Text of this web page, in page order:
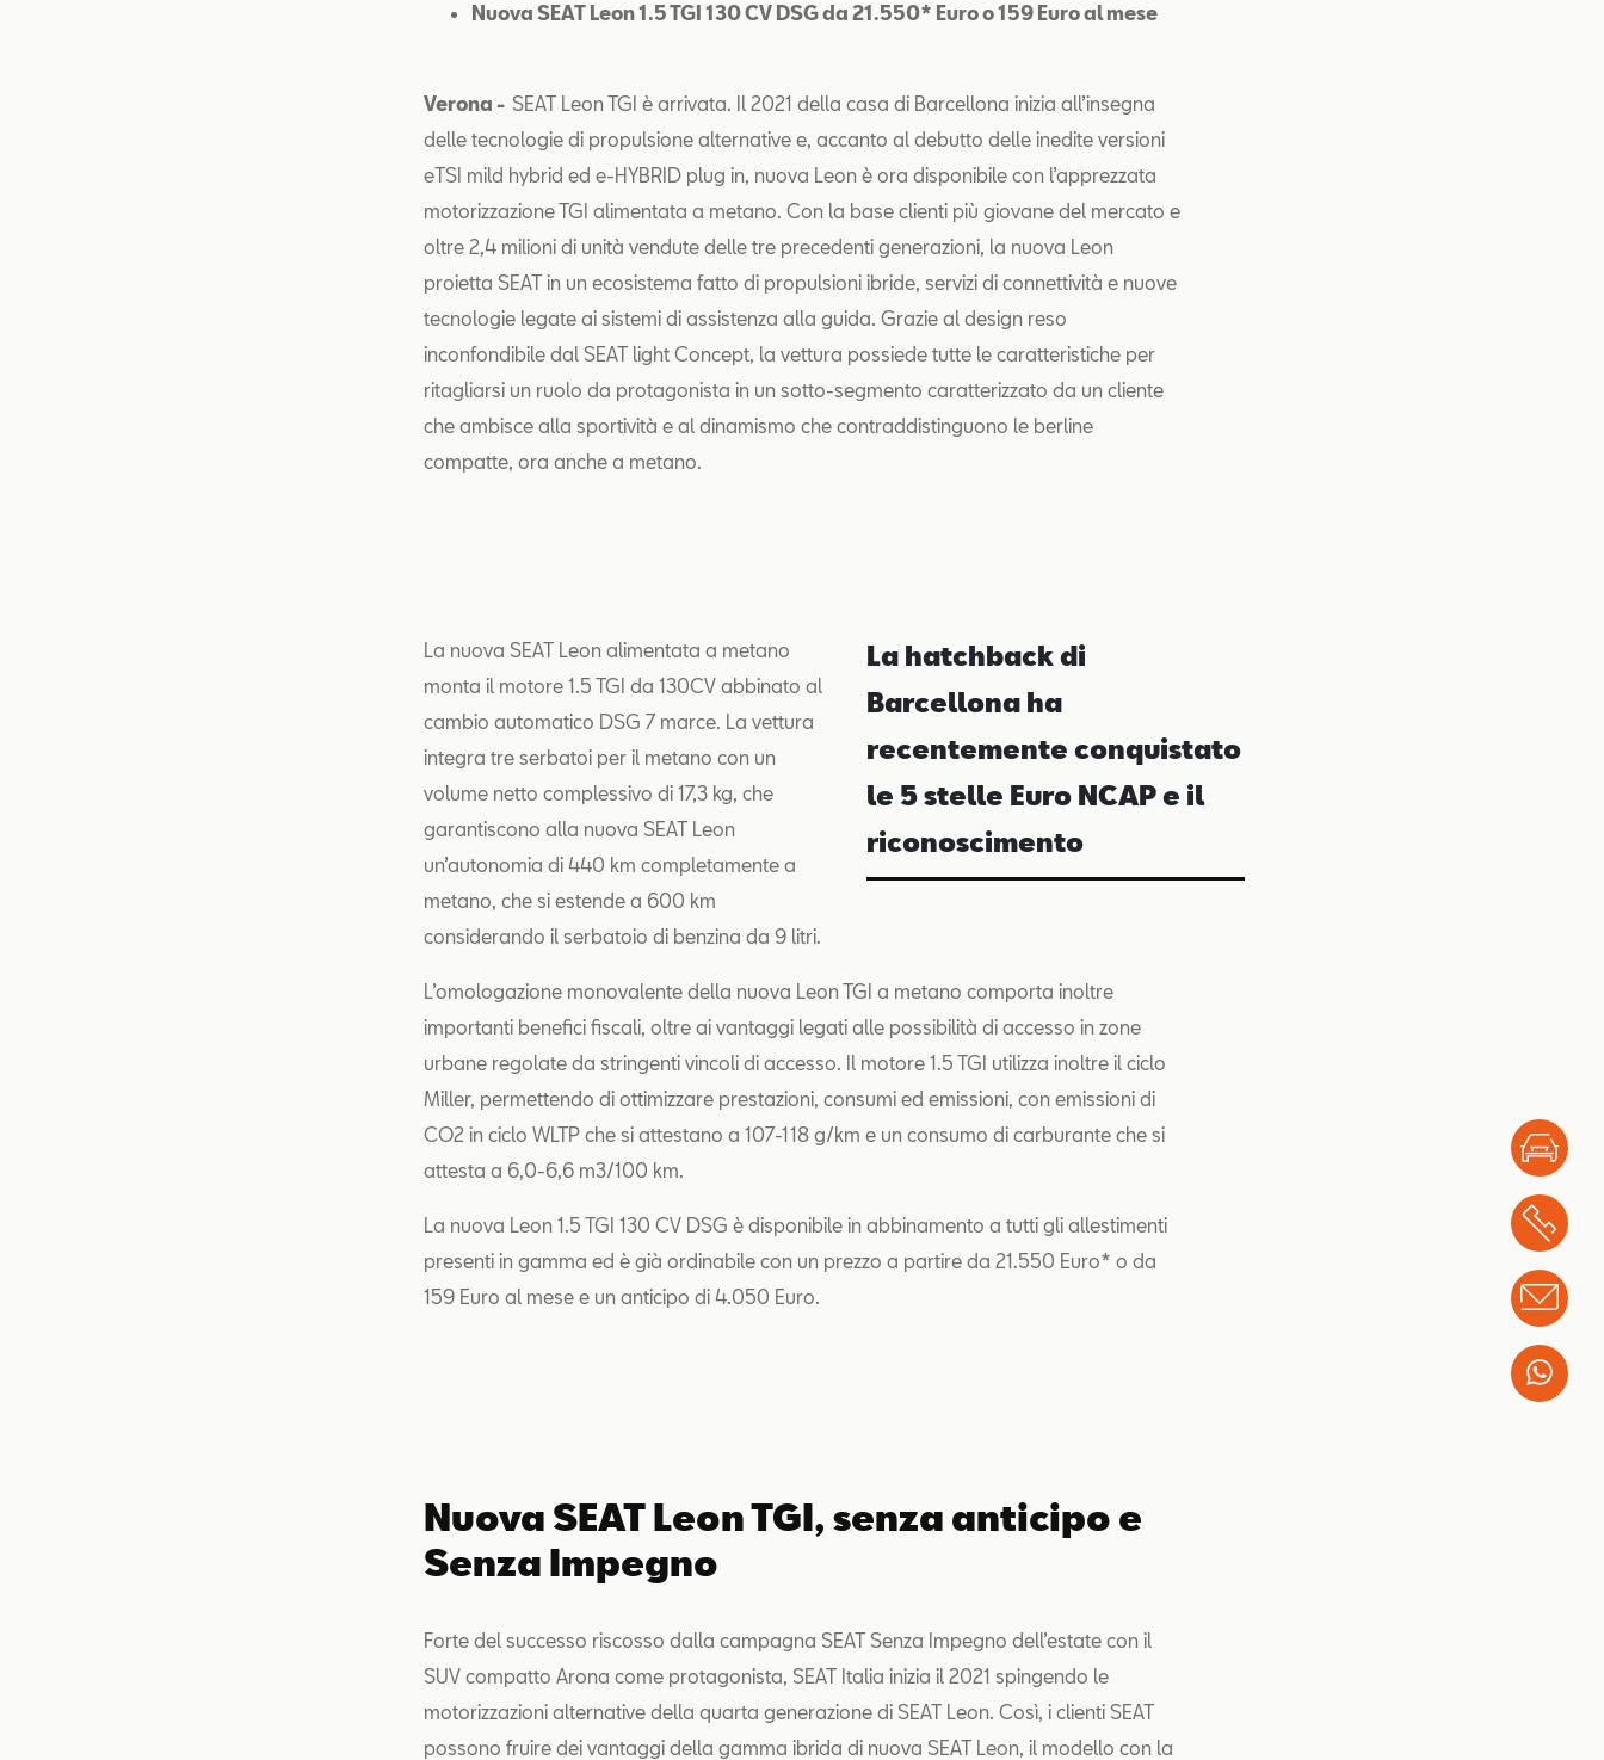
Nuova SEAT Leon 1.5 TGI 130 CV DSG da 21.550* Euro o 159 Euro al mese
Verona - SEAT Leon TGI è arrivata. Il 2021 della casa di Barcellona inizia all’insegna
delle tecnologie di propulsione alternative e, accanto al debutto delle inedite versioni
eTSI mild hybrid ed e-HYBRID plug in, nuova Leon è ora disponibile con l’apprezzata
motorizzazione TGI alimentata a metano. Con la base clienti più giovane del mercato e
oltre 2,4 milioni di unità vendute delle tre precedenti generazioni, la nuova Leon
proietta SEAT in un ecosistema fatto di propulsioni ibride, servizi di connettività e nuove
tecnologie legate ai sistemi di assistenza alla guida. Grazie al design reso
inconfondibile dal SEAT light Concept, la vettura possiede tutte le caratteristiche per
ritagliarsi un ruolo da protagonista in un sotto-segmento caratterizzato da un cliente
che ambisce alla sportività e al dinamismo che contraddistinguono le berline
compatte, ora anche a metano.
La hatchback di
Barcellona ha
recentemente conquistato
le 5 stelle Euro NCAP e il
riconoscimento
La nuova SEAT Leon alimentata a metano
monta il motore 1.5 TGI da 130CV abbinato al
cambio automatico DSG 7 marce. La vettura
integra tre serbatoi per il metano con un
volume netto complessivo di 17,3 kg, che
garantiscono alla nuova SEAT Leon
un’autonomia di 440 km completamente a
metano, che si estende a 600 km
considerando il serbatoio di benzina da 9 litri.
L’omologazione monovalente della nuova Leon TGI a metano comporta inoltre
importanti benefici fiscali, oltre ai vantaggi legati alle possibilità di accesso in zone
urbane regolate da stringenti vincoli di accesso. Il motore 1.5 TGI utilizza inoltre il ciclo
Miller, permettendo di ottimizzare prestazioni, consumi ed emissioni, con emissioni di
CO2 in ciclo WLTP che si attestano a 107-118 g/km e un consumo di carburante che si
attesta a 6,0-6,6 m3/100 km.
La nuova Leon 1.5 TGI 130 CV DSG è disponibile in abbinamento a tutti gli allestimenti
presenti in gamma ed è già ordinabile con un prezzo a partire da 21.550 Euro* o da
159 Euro al mese e un anticipo di 4.050 Euro.
Nuova SEAT Leon TGI, senza anticipo e
Senza Impegno
Forte del successo riscosso dalla campagna SEAT Senza Impegno dell’estate con il
SUV compatto Arona come protagonista, SEAT Italia inizia il 2021 spingendo le
motorizzazioni alternative della quarta generazione di SEAT Leon. Così, i clienti SEAT
possono fruire dei vantaggi della gamma ibrida di nuova SEAT Leon, il modello con la